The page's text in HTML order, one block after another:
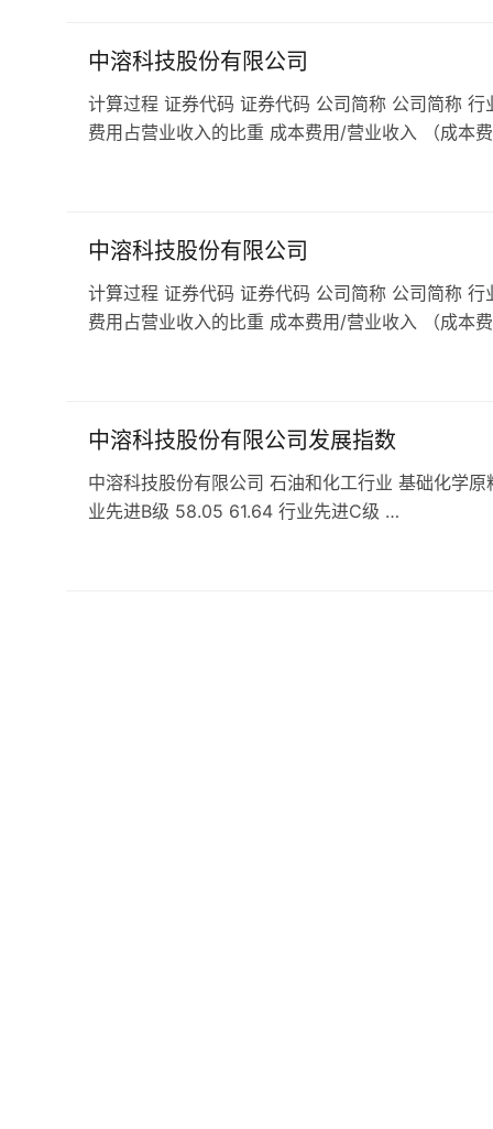
中溶科技股份有限公司
计算过程 证券代码 证券代码 公司简称 公司简称
费用占营业收入的比重 成本费用/营业收入 （成本
中溶科技股份有限公司
计算过程 证券代码 证券代码 公司简称 公司简称
费用占营业收入的比重 成本费用/营业收入 （成本
中溶科技股份有限公司发展指数
中溶科技股份有限公司 石油和化工行业 基础化学
业先进B级 58.05 61.64 行业先进C级 …